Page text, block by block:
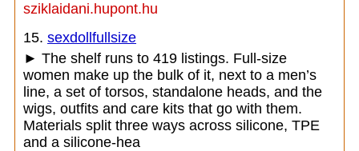
sziklaidani.hupont.hu
15. sexdollfullsize
► The shelf runs to 419 listings. Full-size
women make up the bulk of it, next to a men’s
line, a set of torsos, standalone heads, and the
wigs, outfits and care kits that go with them.
Materials split three ways across silicone, TPE
and a silicone-hea